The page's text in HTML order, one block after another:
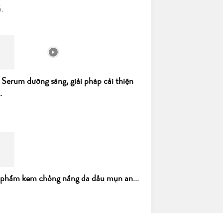
dưỡng sáng, giải pháp cải thiện
kem chống nắng da dầu mụn an...